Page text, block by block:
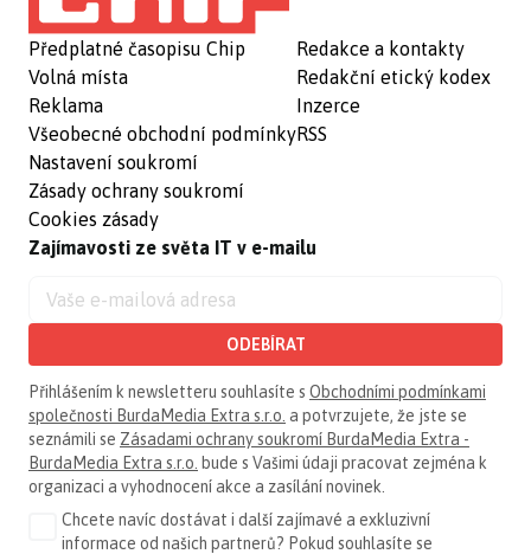
Předplatné časopisu Chip
Volná místa
Reklama
Všeobecné obchodní podmínky
Nastavení soukromí
Zásady ochrany soukromí
Cookies zásady
Redakce a kontakty
Redakční etický kodex
Inzerce
RSS
Zajímavosti ze světa IT v e-mailu
ODEBÍRAT
Přihlášením k newsletteru souhlasíte s Obchodními podmínkami
společnosti BurdaMedia Extra s.r.o. a potvrzujete, že jste se
seznámili se Zásadami ochrany soukromí BurdaMedia Extra -
BurdaMedia Extra s.r.o. bude s Vašimi údaji pracovat zejména k
organizaci a vyhodnocení akce a zasílání novinek.
Chcete navíc dostávat i další zajímavé a exkluzivní
informace od našich partnerů? Pokud souhlasíte se